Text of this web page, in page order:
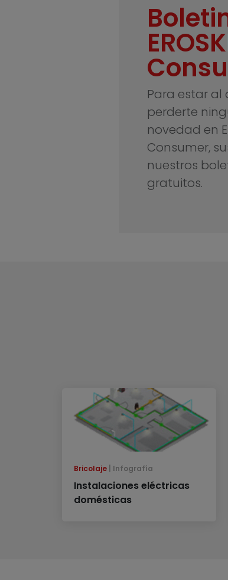
Para estar al
perderte
novedad en
Consumer,
nuestros
gratuitos.
Bricolaje Infografía
Instalaciones eléctricas
domésticas